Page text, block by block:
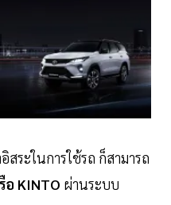
ระในการใช้รถ ก็สามารถ
KINTO ผ่านระบบ